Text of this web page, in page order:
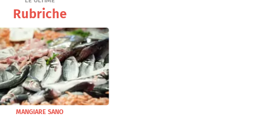
Rubriche
MANGIARE SANO